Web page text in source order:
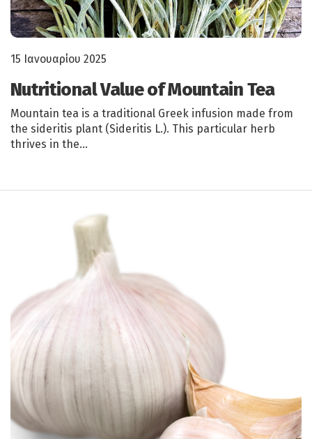
15 Ιανουαρίου 2025
Nutritional Value of Mountain Tea
Mountain tea is a traditional Greek infusion made from
the sideritis plant (Sideritis L.). This particular herb
thrives in the…